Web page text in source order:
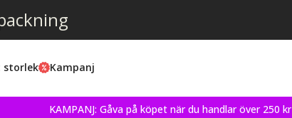
Kampanj
KAMPANJ: Gåva på köpet när du handlar över 250 kr